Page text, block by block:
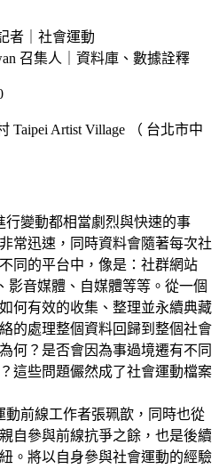
者｜社會運動
召集人｜資料庫、數據詮釋
Taipei Artist Village （ 台北市中
變動都相當劇烈與快速的事
常迅速，同時資料會隨著每次社
同的平台中，像是：社群網站
影音媒體、自媒體等等。從一個
何有效的收集、整理並永續典藏
的處理整個資料回歸到整個社會
何？是否會因為事過境遷有不同
這些問題儼然成了社會運動檔案
前線工作者張珮歆，同時也從
自參與前線抗爭之餘，也是後續
。將以自身參與社會運動的經驗